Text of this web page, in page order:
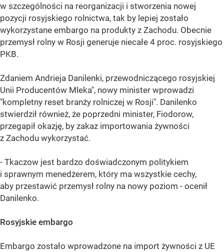
w szczególności na reorganizacji i stworzenia nowej
pozycji rosyjskiego rolnictwa, tak by lepiej zostało
wykorzystane embargo na produkty z Zachodu. Obecnie
przemysł rolny w Rosji generuje niecałe 4 proc. rosyjskiego
PKB.
Zdaniem Andrieja Danilenki, przewodniczącego rosyjskiej
Unii Producentów Mleka", nowy minister wprowadzi
"kompletny reset branży rolniczej w Rosji". Danilenko
stwierdził również, że poprzedni minister, Fiodorow,
przegapił okazję, by zakaz importowania żywności
z Zachodu wykorzystać.
- Tkaczow jest bardzo doświadczonym politykiem
i sprawnym menedżerem, który ma wszystkie cechy,
aby przestawić przemysł rolny na nowy poziom - ocenił
Danilenko.
Rosyjskie embargo
Embargo zostało wprowadzone na import żywności z UE